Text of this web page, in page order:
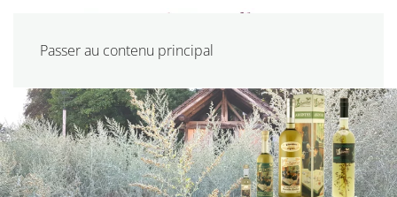
Passer au contenu principal